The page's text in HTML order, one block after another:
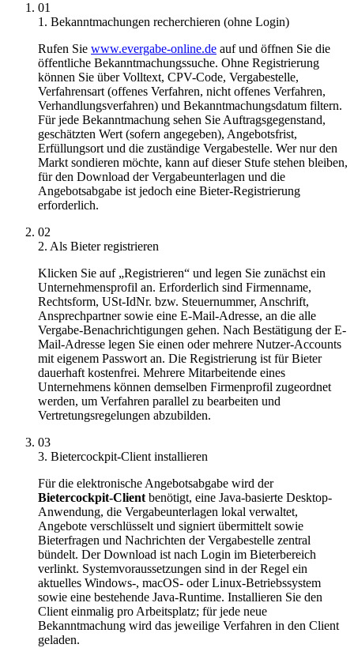
01
1. Bekanntmachungen recherchieren (ohne Login)
Rufen Sie www.evergabe-online.de auf und öffnen Sie die
öffentliche Bekanntmachungssuche. Ohne Registrierung
können Sie über Volltext, CPV-Code, Vergabestelle,
Verfahrensart (offenes Verfahren, nicht offenes Verfahren,
Verhandlungsverfahren) und Bekanntmachungsdatum filtern.
Für jede Bekanntmachung sehen Sie Auftragsgegenstand,
geschätzten Wert (sofern angegeben), Angebotsfrist,
Erfüllungsort und die zuständige Vergabestelle. Wer nur den
Markt sondieren möchte, kann auf dieser Stufe stehen bleiben,
für den Download der Vergabeunterlagen und die
Angebotsabgabe ist jedoch eine Bieter-Registrierung
erforderlich.
02
2. Als Bieter registrieren
Klicken Sie auf „Registrieren“ und legen Sie zunächst ein
Unternehmensprofil an. Erforderlich sind Firmenname,
Rechtsform, USt-IdNr. bzw. Steuernummer, Anschrift,
Ansprechpartner sowie eine E-Mail-Adresse, an die alle
Vergabe-Benachrichtigungen gehen. Nach Bestätigung der E-
Mail-Adresse legen Sie einen oder mehrere Nutzer-Accounts
mit eigenem Passwort an. Die Registrierung ist für Bieter
dauerhaft kostenfrei. Mehrere Mitarbeitende eines
Unternehmens können demselben Firmenprofil zugeordnet
werden, um Verfahren parallel zu bearbeiten und
Vertretungsregelungen abzubilden.
03
3. Bietercockpit-Client installieren
Für die elektronische Angebotsabgabe wird der
Bietercockpit-Client benötigt, eine Java-basierte Desktop-
Anwendung, die Vergabeunterlagen lokal verwaltet,
Angebote verschlüsselt und signiert übermittelt sowie
Bieterfragen und Nachrichten der Vergabestelle zentral
bündelt. Der Download ist nach Login im Bieterbereich
verlinkt. Systemvoraussetzungen sind in der Regel ein
aktuelles Windows-, macOS- oder Linux-Betriebssystem
sowie eine bestehende Java-Runtime. Installieren Sie den
Client einmalig pro Arbeitsplatz; für jede neue
Bekanntmachung wird das jeweilige Verfahren in den Client
geladen.